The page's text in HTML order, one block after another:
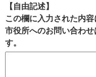
【自由記述】
この欄に入力された内
市役所へのお問い合わ
す。